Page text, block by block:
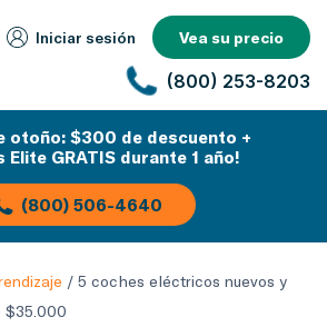
Iniciar sesión Vea su precio
(800) 253-8203
otoño: $300 de descuento +
Elite GRATIS durante 1 año!
(800) 506-4640
/ 5 coches eléctricos nuevos y
$35.000